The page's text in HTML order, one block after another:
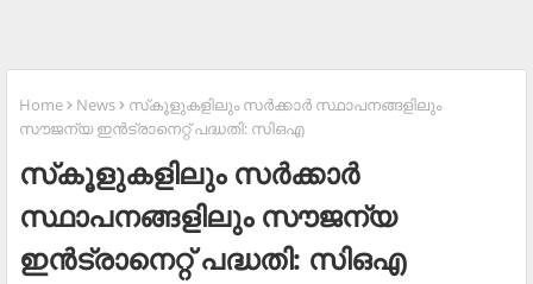
Home News
സ്‌കൂളുകളിലും സര്‍ക്കാര്‍ സ്ഥാപനങ്ങളിലും
സൗജന്യ ഇന്‍ട്രാനെറ്റ് പദ്ധതി: സിഒഎ
സ്‌കൂളുകളിലും സര്‍ക്കാര്‍
സ്ഥാപനങ്ങളിലും സൗജന്യ
ഇന്‍ട്രാനെറ്റ് പദ്ധതി: സിഒഎ